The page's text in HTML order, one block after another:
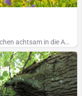
Die Natur ist unglaublich heilsam. Wir tauchen achtsam in die Atmosphäre des Waldes ein und erleben den…